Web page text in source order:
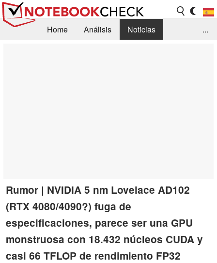
Home Análisis
Noticias
...
Rumor | NVIDIA 5 nm Lovelace AD102
(RTX 4080/4090?) fuga de
especificaciones, parece ser una GPU
monstruosa con 18.432 núcleos CUDA y
casi 66 TFLOP de rendimiento FP32